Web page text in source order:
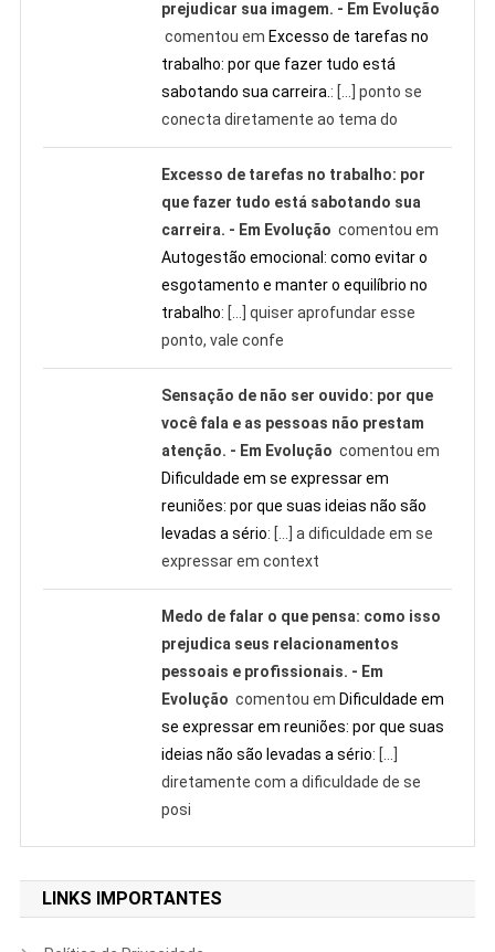
prejudicar sua imagem. - Em Evolução
comentou em Excesso de tarefas no
trabalho: por que fazer tudo está
sabotando sua carreira.: […] ponto se
conecta diretamente ao tema do
Excesso de tarefas no trabalho: por
que fazer tudo está sabotando sua
carreira. - Em Evolução comentou em
Autogestão emocional: como evitar o
esgotamento e manter o equilíbrio no
trabalho: […] quiser aprofundar esse
ponto, vale confe
Sensação de não ser ouvido: por que
você fala e as pessoas não prestam
atenção. - Em Evolução comentou em
Dificuldade em se expressar em
reuniões: por que suas ideias não são
levadas a sério: […] a dificuldade em se
expressar em context
Medo de falar o que pensa: como isso
prejudica seus relacionamentos
pessoais e profissionais. - Em
Evolução comentou em Dificuldade em
se expressar em reuniões: por que suas
ideias não são levadas a sério: […]
diretamente com a dificuldade de se
posi
LINKS IMPORTANTES